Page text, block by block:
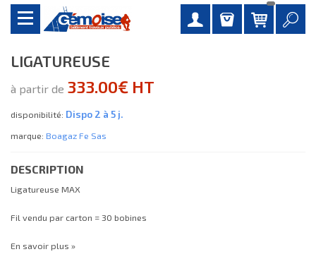
LIGATUREUSE
à partir de 333.00€ HT
disponibilité: Dispo 2 à 5 j.
marque: Boagaz Fe Sas
DESCRIPTION
Ligatureuse MAX
Fil vendu par carton = 30 bobines
En savoir plus »